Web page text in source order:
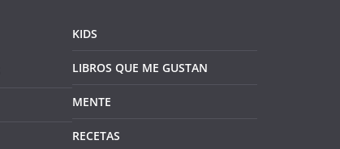
KIDS
LIBROS QUE ME GUSTAN
MENTE
RECETAS